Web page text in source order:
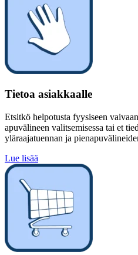
Tietoa asiakkaalle
Etsitkö helpotusta fyysiseen
apuvälineen valitsemisessa tai et
yläraajatuennan ja
Lue lisää